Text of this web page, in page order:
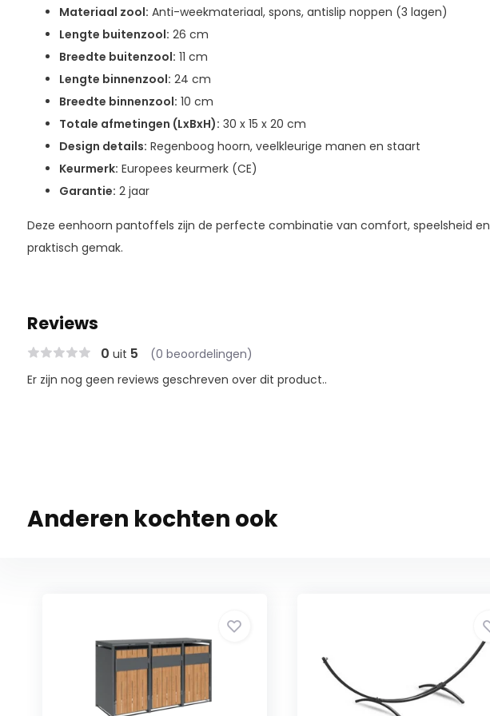
Materiaal zool: Anti-weekmateriaal, spons, antislip noppen (3 lagen)
Lengte buitenzool: 26 cm
Breedte buitenzool: 11 cm
Lengte binnenzool: 24 cm
Breedte binnenzool: 10 cm
Totale afmetingen (LxBxH): 30 x 15 x 20 cm
Design details: Regenboog hoorn, veelkleurige manen en staart
Keurmerk: Europees keurmerk (CE)
Garantie: 2 jaar
Deze eenhoorn pantoffels zijn de perfecte combinatie van comfort, speelsheid en
praktisch gemak.
Reviews
0 uit 5 (0 beoordelingen)
Er zijn nog geen reviews geschreven over dit product..
Anderen kochten ook